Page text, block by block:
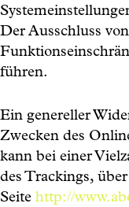
Der Ausschluss
führen.
Ein genereller
Zwecken des
kann bei einer
des Trackings,
Seite http://